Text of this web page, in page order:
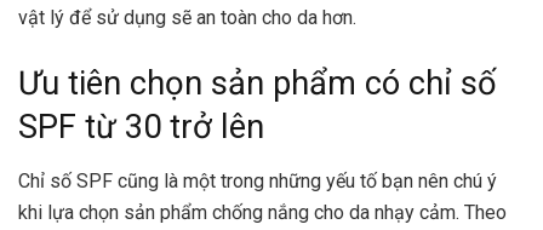
vật lý để sử dụng sẽ an toàn cho da hơn.
Ưu tiên chọn sản phẩm có chỉ số
SPF từ 30 trở lên
Chỉ số SPF cũng là một trong những yếu tố bạn nên chú ý
khi lựa chọn sản phẩm chống nắng cho da nhạy cảm. Theo